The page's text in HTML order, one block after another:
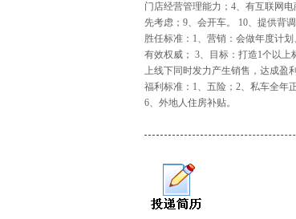
门店经营管理能力；4、有互联网
先考虑；9、会开车。 10、提供背调
胜任标准：1、营销：会做年度计
有效权威； 3、目标：打造1个以
上线下同时发力产生销售，达成盈利
福利标准：1、五险；2、私车全年
6、外地人住房补贴。